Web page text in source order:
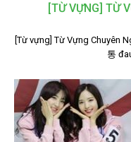
[TỪ VỰNG] TỪ
[Từ vựng] Từ Vựng Chuyên
통